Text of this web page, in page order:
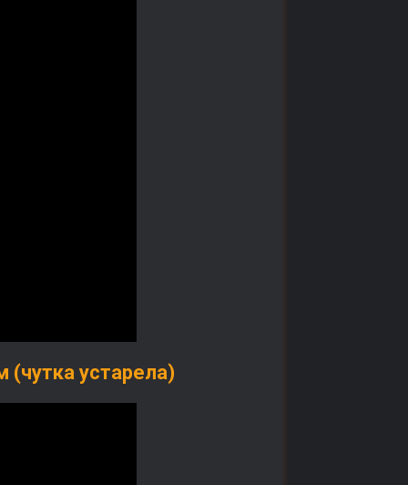
(чутка устарела)